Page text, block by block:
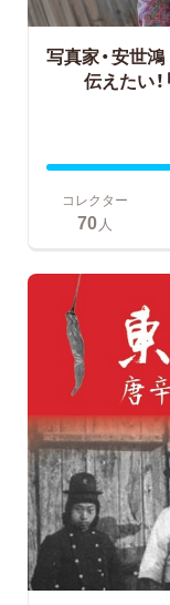
写真家・安世
伝えたい
コレクター
70人